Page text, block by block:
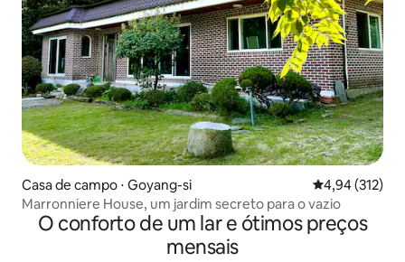
Casa de campo ⋅ Goyang-si 4,94 de uma
4,94 (312)
Marronniere House, um jardim secreto para o vazio
O conforto de um lar e ótimos preços
mensais